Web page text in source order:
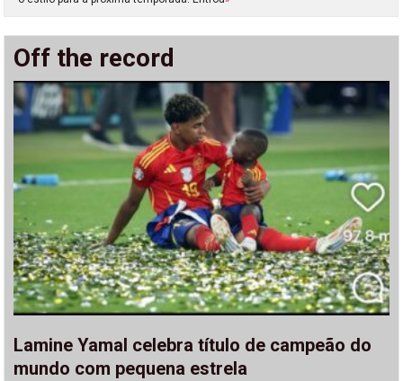
Off the record
Lamine Yamal celebra título de campeão do
mundo com pequena estrela